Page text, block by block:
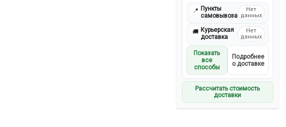
📍 Пункты
самовывоза
Нет
данных
🚚 Курьерская
доставка
Нет
данных
Показать
все
способы
Подробнее
о доставке
Рассчитать стоимость
доставки